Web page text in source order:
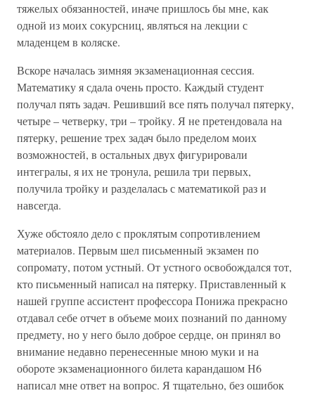
тяжелых обязанностей, иначе пришлось бы мне, как
одной из моих сокурсниц, являться на лекции с
младенцем в коляске.
Вскоре началась зимняя экзаменационная сессия.
Математику я сдала очень просто. Каждый студент
получал пять задач. Решивший все пять получал пятерку,
четыре – четверку, три – тройку. Я не претендовала на
пятерку, решение трех задач было пределом моих
возможностей, в остальных двух фигурировали
интегралы, я их не тронула, решила три первых,
получила тройку и разделалась с математикой раз и
навсегда.
Хуже обстояло дело с проклятым сопротивлением
материалов. Первым шел письменный экзамен по
сопромату, потом устный. От устного освобождался тот,
кто письменный написал на пятерку. Приставленный к
нашей группе ассистент профессора Понижа прекрасно
отдавал себе отчет в объеме моих познаний по данному
предмету, но у него было доброе сердце, он принял во
внимание недавно перенесенные мною муки и на
обороте экзаменационного билета карандашом Н6
написал мне ответ на вопрос. Я тщательно, без ошибок